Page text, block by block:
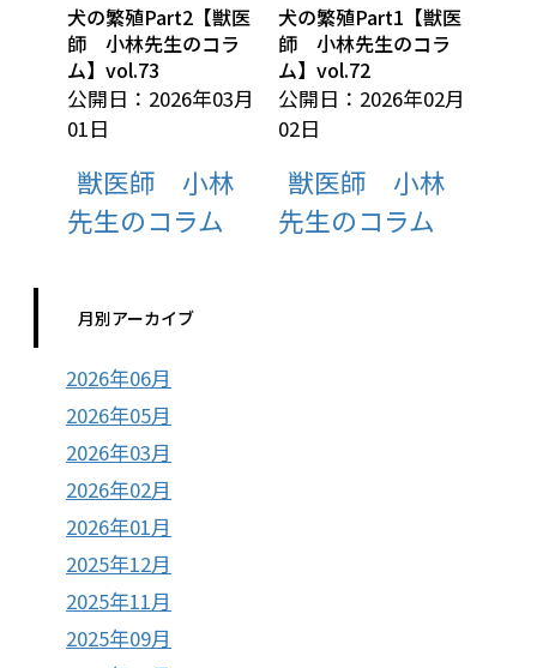
犬の繁殖Part2【獣医
師 小林先生のコラ
ム】vol.73
公開日：2026年03月
01日
獣医師 小林
先生のコラム
犬の繁殖Part1【獣医
師 小林先生のコラ
ム】vol.72
公開日：2026年02月
02日
獣医師 小林
先生のコラム
月別アーカイブ
2026年06月
2026年05月
2026年03月
2026年02月
2026年01月
2025年12月
2025年11月
2025年09月